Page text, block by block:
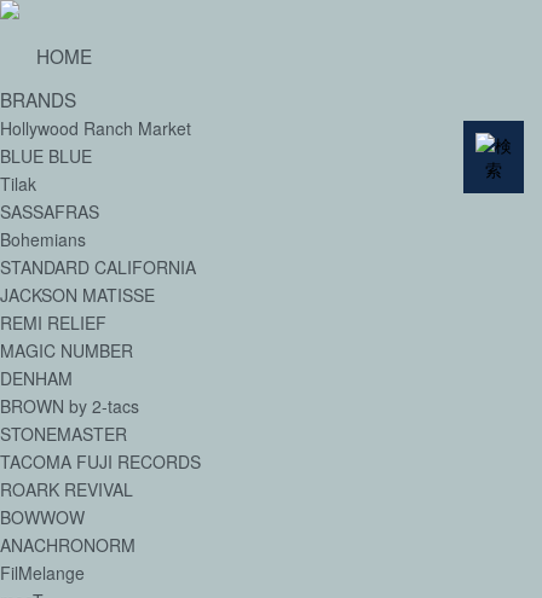
HOME
BRANDS
Hollywood Ranch Market
BLUE BLUE
Tilak
SASSAFRAS
Bohemians
STANDARD CALIFORNIA
JACKSON MATISSE
REMI RELIEF
MAGIC NUMBER
DENHAM
BROWN by 2-tacs
STONEMASTER
TACOMA FUJI RECORDS
ROARK REVIVAL
BOWWOW
ANACHRONORM
FilMelange